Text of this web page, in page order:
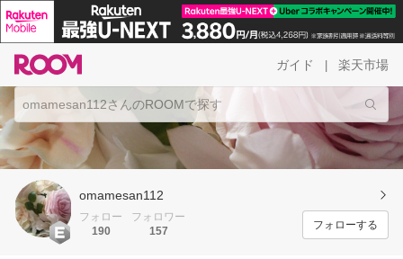
ガイド 楽天市場
omamesan112
フォロー
190
フォロワー
157
フォローする